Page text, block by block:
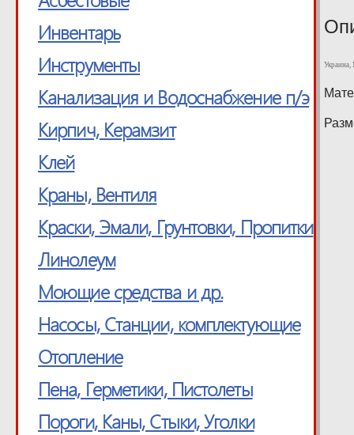
Инвентарь
Инструменты
Канализация и Водоснабжение п/э
Кирпич, Керамзит
Клей
Краны, Вентиля
Краски, Эмали, Грунтовки, Пропитки
Линолеум
Моющие средства и др.
Насосы, Станции, комплектующие
Отопление
Пена, Герметики, Пистолеты
Пороги, Каны, Стыки, Уголки
Украина,